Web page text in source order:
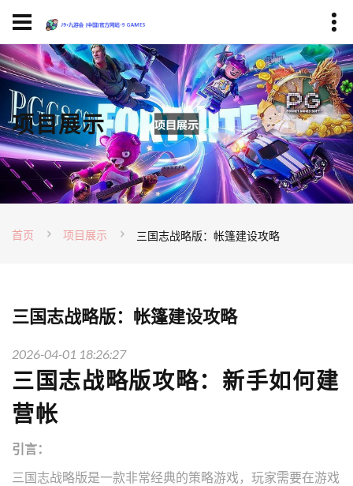
项目展示
首页 项目展示 三国志战略版：帐篷建设攻略
三国志战略版：帐篷建设攻略
2026-04-01 18:26:27
三国志战略版攻略：新手如何建
营帐
引言：
三国志战略版是一款非常经典的策略游戏，玩家需要在游戏